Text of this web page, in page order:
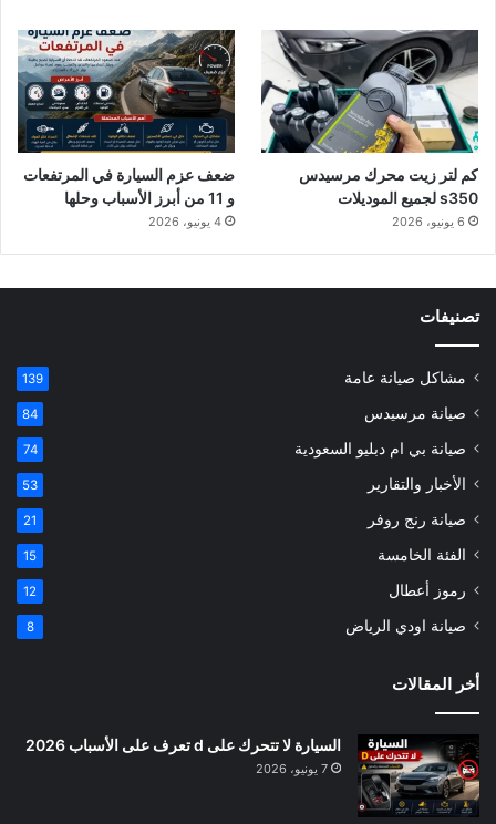
كم لتر زيت محرك مرسيدس
s350 لجميع الموديلات
6 يونيو، 2026
ضعف عزم السيارة في المرتفعات
و 11 من أبرز الأسباب وحلها
4 يونيو، 2026
تصنيفات
مشاكل صيانة عامة 139
صيانة مرسيدس 84
صيانة بي ام دبليو السعودية 74
الأخبار والتقارير 53
صيانة رنج روفر 21
الفئة الخامسة 15
رموز أعطال 12
صيانة اودي الرياض 8
أخر المقالات
السيارة لا تتحرك على d تعرف على الأسباب 2026
7 يونيو، 2026